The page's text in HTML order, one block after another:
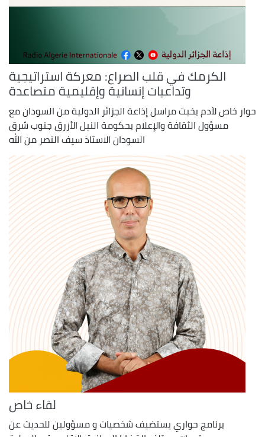
الكرمك في قلب الصراع: معركة استراتيجية
وتداعيات إنسانية وإقليمية متصاعدة
حوار خاص لآدم بخيت مراسل إذاعة الجزائر الدولية من السودان مع
مسؤول الثقافة والإعلام بحكومة النيل الأزرق جنوب شرق
السودان الاستاذ سيف النصر من الله
لقاء خاص
برنامج حواري يستضيف شخصيات و مسؤولين للحديث عن